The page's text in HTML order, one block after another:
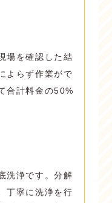
場を確認した結
よらず作業がで
合計料金の50%
洗浄です。分解
丁寧に洗浄を行